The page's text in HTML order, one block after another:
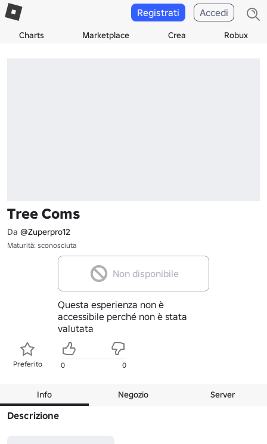
Charts Marketplace Crea Robux
Registrati Accedi
Tree Coms
Da @Zuperpro12
Maturità: sconosciuta
Non disponibile
Questa esperienza non è
accessibile perché non è stata
valutata
Preferito 0 0
Info Negozio Server
Descrizione